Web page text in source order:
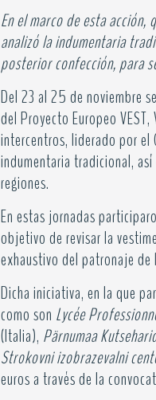
En el marco de esta acción,
analizó la indumentaria
posterior confección, para
Del 23 al 25 de noviembre
del Proyecto Europeo
intercentros, liderado por el
indumentaria tradicional,
regiones.
En estas jornadas
objetivo de revisar la
exhaustivo del patronaje
Dicha iniciativa, en la que
como son Lycée
(Italia), Pärnumaa
Strokovni izobrazevalni
euros a través de la